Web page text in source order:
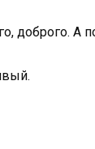
доброго. А